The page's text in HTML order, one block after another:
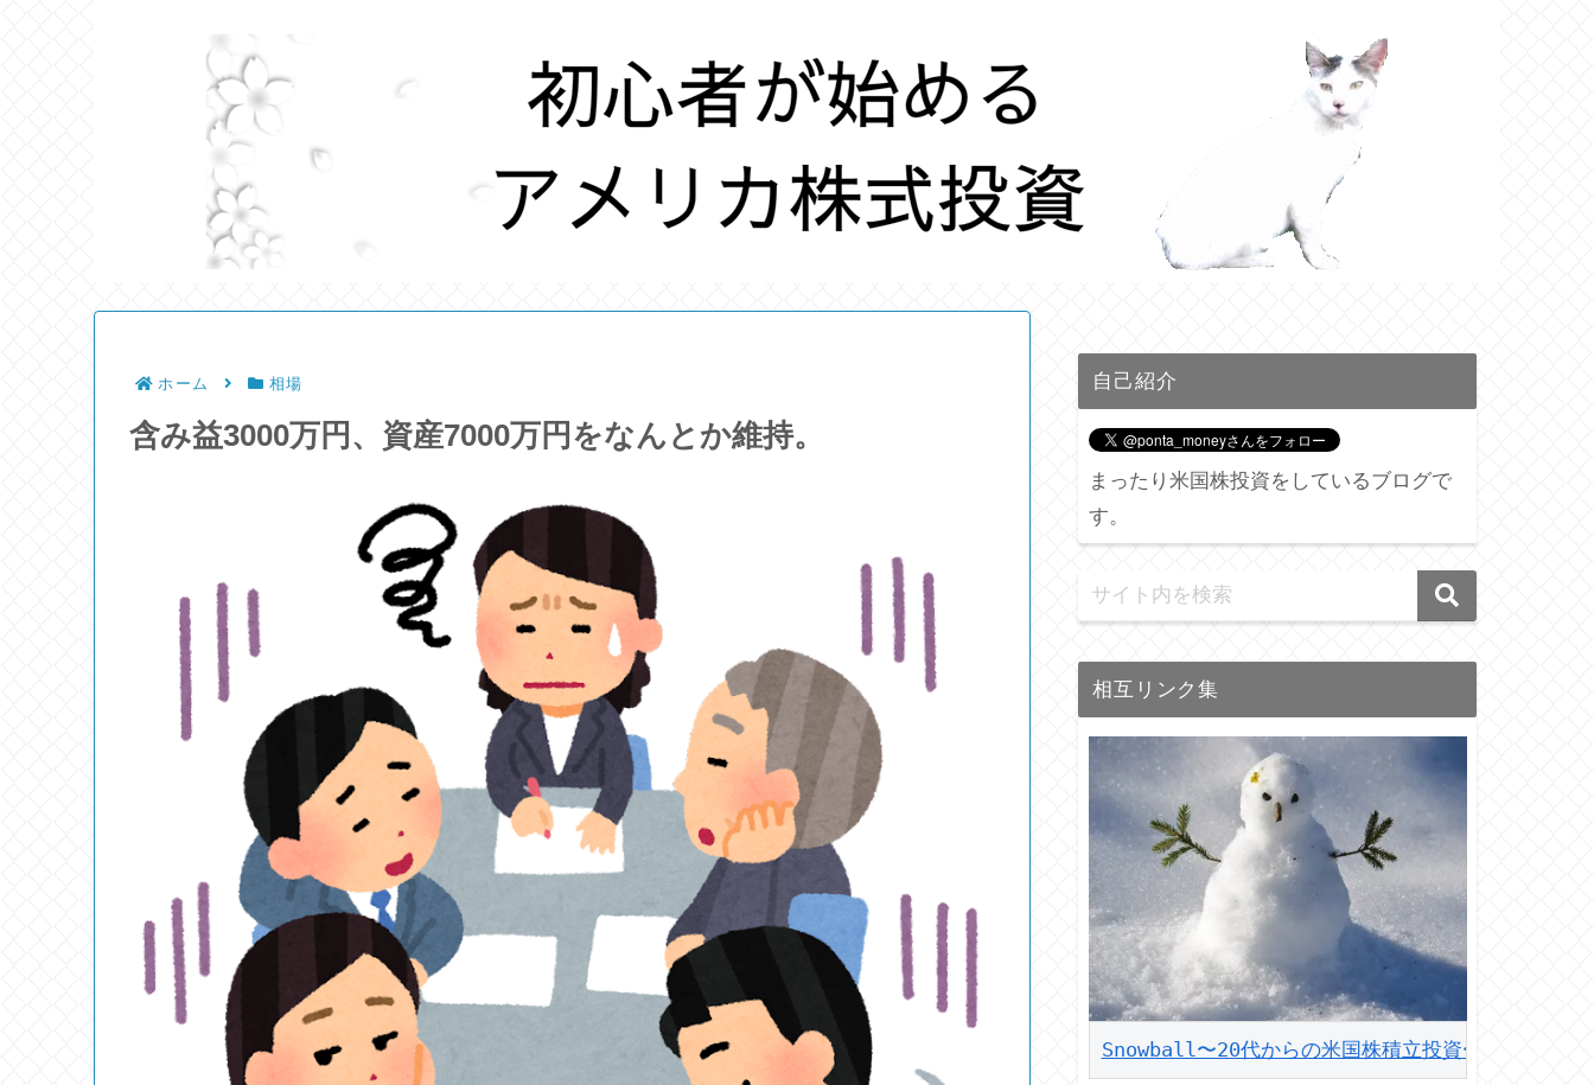
ホーム 相場
含み益3000万円、資産7000万円をなんとか維持。
自己紹介
まったり米国株投資をしているブログで
す。
相互リンク集
Snowball〜20代からの米国株積立投資〜